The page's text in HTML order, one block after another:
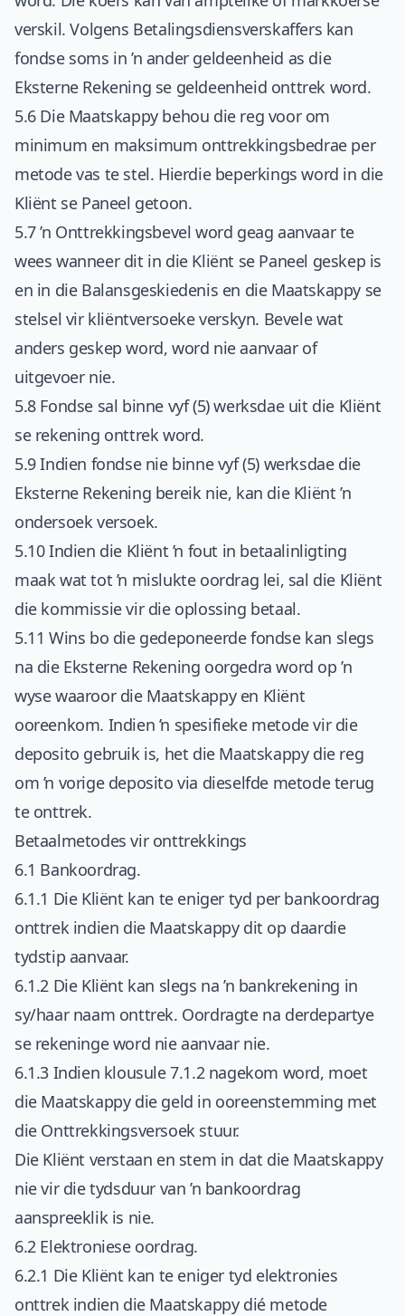
verskil. Volgens Betalingsdiensverskaffers kan
fondse soms in ’n ander geldeenheid as die
Eksterne Rekening se geldeenheid onttrek word.
5.6 Die Maatskappy behou die reg voor om
minimum en maksimum onttrekkingsbedrae per
metode vas te stel. Hierdie beperkings word in die
Kliënt se Paneel getoon.
5.7 ’n Onttrekkingsbevel word geag aanvaar te
wees wanneer dit in die Kliënt se Paneel geskep is
en in die Balansgeskiedenis en die Maatskappy se
stelsel vir kliëntversoeke verskyn. Bevele wat
anders geskep word, word nie aanvaar of
uitgevoer nie.
5.8 Fondse sal binne vyf (5) werksdae uit die Kliënt
se rekening onttrek word.
5.9 Indien fondse nie binne vyf (5) werksdae die
Eksterne Rekening bereik nie, kan die Kliënt ’n
ondersoek versoek.
5.10 Indien die Kliënt ’n fout in betaalinligting
maak wat tot ’n mislukte oordrag lei, sal die Kliënt
die kommissie vir die oplossing betaal.
5.11 Wins bo die gedeponeerde fondse kan slegs
na die Eksterne Rekening oorgedra word op ’n
wyse waaroor die Maatskappy en Kliënt
ooreenkom. Indien ’n spesifieke metode vir die
deposito gebruik is, het die Maatskappy die reg
om ’n vorige deposito via dieselfde metode terug
te onttrek.
Betaalmetodes vir onttrekkings
6.1 Bankoordrag.
6.1.1 Die Kliënt kan te eniger tyd per bankoordrag
onttrek indien die Maatskappy dit op daardie
tydstip aanvaar.
6.1.2 Die Kliënt kan slegs na ’n bankrekening in
sy/haar naam onttrek. Oordragte na derdepartye
se rekeninge word nie aanvaar nie.
6.1.3 Indien klousule 7.1.2 nagekom word, moet
die Maatskappy die geld in ooreenstemming met
die Onttrekkingsversoek stuur.
Die Kliënt verstaan en stem in dat die Maatskappy
nie vir die tydsduur van ’n bankoordrag
aanspreeklik is nie.
6.2 Elektroniese oordrag.
6.2.1 Die Kliënt kan te eniger tyd elektronies
onttrek indien die Maatskappy dié metode